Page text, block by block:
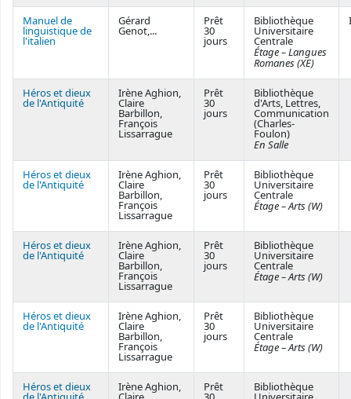
Manuel de
linguistique de
l'italien
Gérard
Genot,...
Prêt
30
jours
Bibliothèque
Universitaire
Centrale
Étage – Langues
Romanes (XE)
Héros et dieux
de l'Antiquité
Irène Aghion,
Claire
Barbillon,
François
Lissarrague
Prêt
30
jours
Bibliothèque
d'Arts, Lettres,
Communication
(Charles-
Foulon)
En Salle
Héros et dieux
de l'Antiquité
Irène Aghion,
Claire
Barbillon,
François
Lissarrague
Prêt
30
jours
Bibliothèque
Universitaire
Centrale
Étage – Arts (W)
Héros et dieux
de l'Antiquité
Irène Aghion,
Claire
Barbillon,
François
Lissarrague
Prêt
30
jours
Bibliothèque
Universitaire
Centrale
Étage – Arts (W)
Héros et dieux
de l'Antiquité
Irène Aghion,
Claire
Barbillon,
François
Lissarrague
Prêt
30
jours
Bibliothèque
Universitaire
Centrale
Étage – Arts (W)
Héros et dieux Irène Aghion, Prêt Bibliothèque